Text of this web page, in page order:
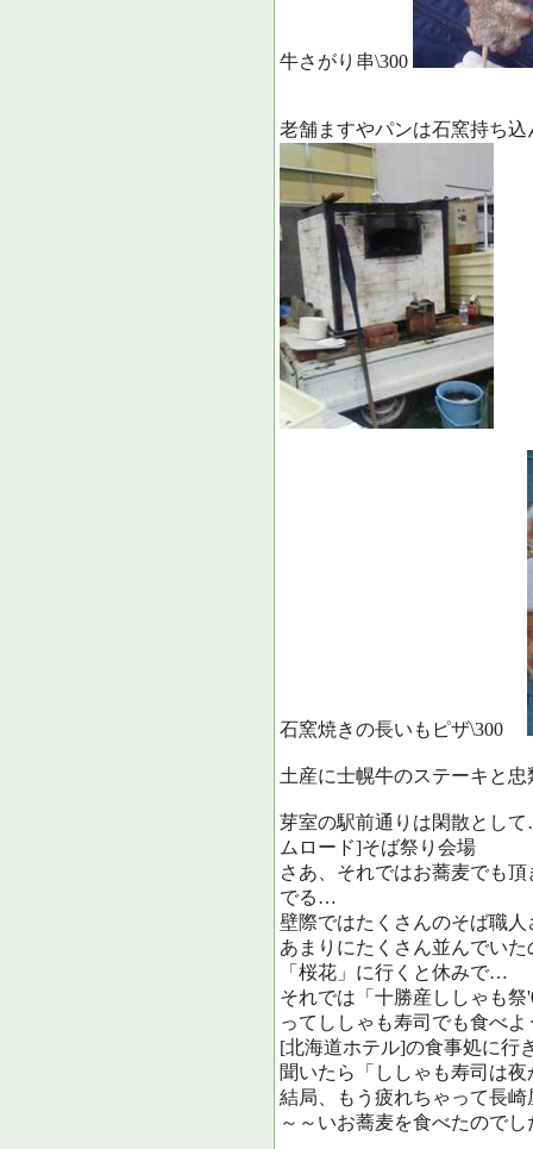
牛さがり串\300
老舗ますやパンは石窯持
石窯焼きの長いもピザ\300
土産に士幌牛のステーキと
芽室の駅前通りは
ムロード]そば祭り会場
さあ、それではお蕎麦で
でる…
壁際ではたくさんのそば職
あまりにたくさん並んでい
「桜花」に行くと休みで…
それでは「十勝産ししゃも
ってししゃも寿司でも食べ
[北海道ホテル]の食事処に行
聞いたら「ししゃも寿司は
結局、もう疲れちゃって長
～～いお蕎麦を食べたので